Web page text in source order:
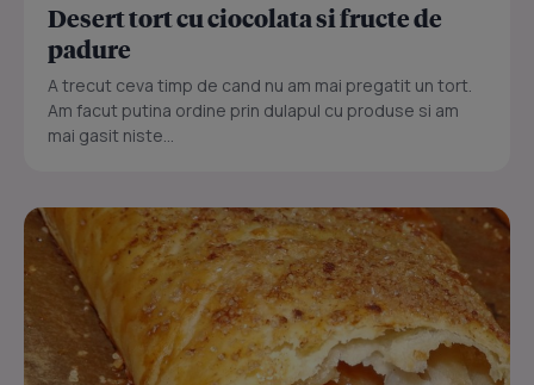
Desert tort cu ciocolata si fructe de
padure
A trecut ceva timp de cand nu am mai pregatit un tort.
Am facut putina ordine prin dulapul cu produse si am
mai gasit niste...